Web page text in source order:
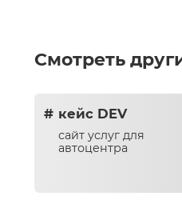
Смотреть
кейс DEV
сайт услуг для
автоцентра